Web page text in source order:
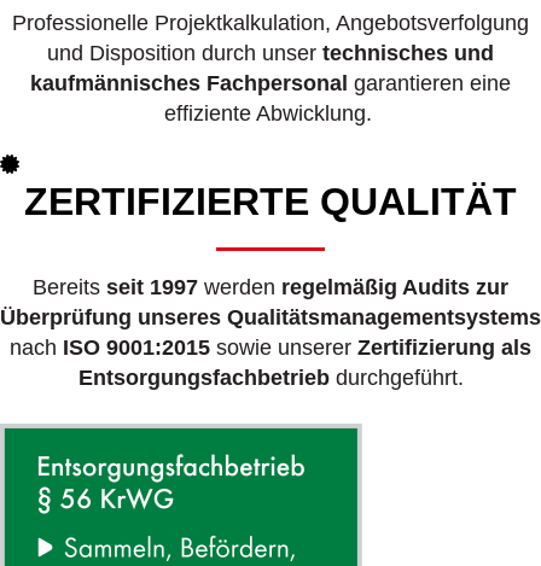
Professionelle Projektkalkulation, Angebotsverfolgung
und Disposition durch unser technisches und
kaufmännisches Fachpersonal garantieren eine
effiziente Abwicklung.
ZERTIFIZIERTE QUALITÄT
Bereits seit 1997 werden regelmäßig Audits zur
Überprüfung unseres Qualitätsmanagementsystems
nach ISO 9001:2015 sowie unserer Zertifizierung als
Entsorgungsfachbetriebdurchgeführt.